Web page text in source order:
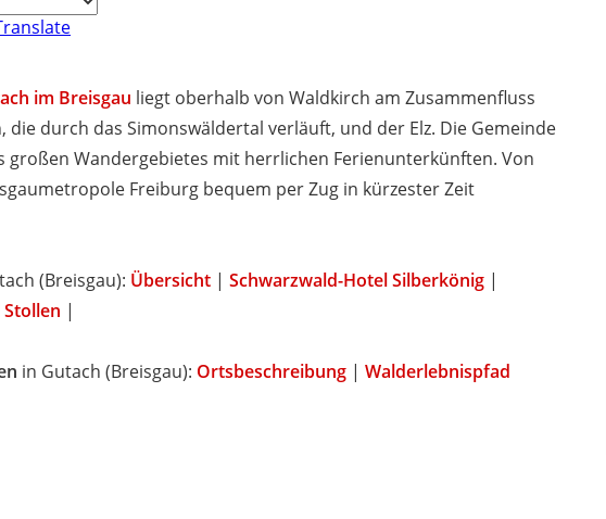
im Breisgau liegt oberhalb von Waldkirch am Zusammenfluss
die durch das Simonswäldertal verläuft, und der Elz. Die Gemeinde
großen Wandergebietes mit herrlichen Ferienunterkünften. Von
Freiburg bequem per Zug in kürzester Zeit
(Breisgau): Übersicht | Schwarzwald-Hotel Silberkönig |
|
in Gutach (Breisgau): Ortsbeschreibung | Walderlebnispfad